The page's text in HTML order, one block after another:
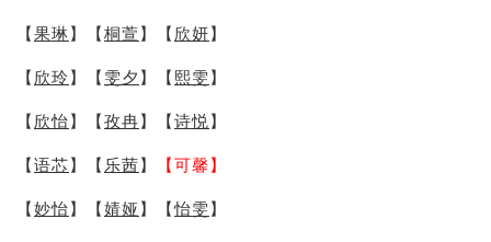
【果琳】【桐萱】【 欣妍】
【 欣玲】【 雯夕 】【 熙雯 】
【 欣怡】【孜冉】【诗悦】
【语芯】【 乐茜】 【可馨】
【妙怡】【婧娅】【怡雯 】